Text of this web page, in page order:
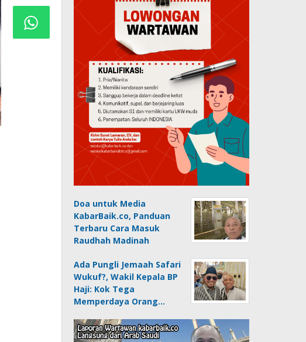
Doa untuk Media
KabarBaik.co, Panduan
Terbaru Cara Masuk
Raudhah Madinah
Ada Pungli Jemaah Safari
Wukuf?, Wakil Kepala BP
Haji: Kok Tega
Memperdaya Orang…